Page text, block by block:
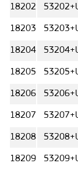
18202
18203
18204
18205
18206
18207
18208
18209